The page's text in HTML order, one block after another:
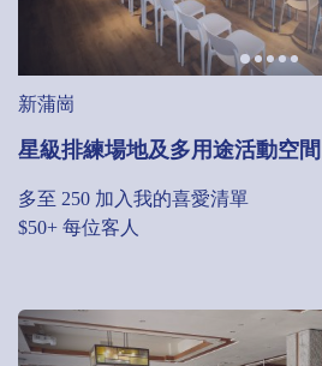
新蒲崗
星級排練場地及多用途活動空間
多至 250 加入我的喜愛清單
$50+ 每位客人